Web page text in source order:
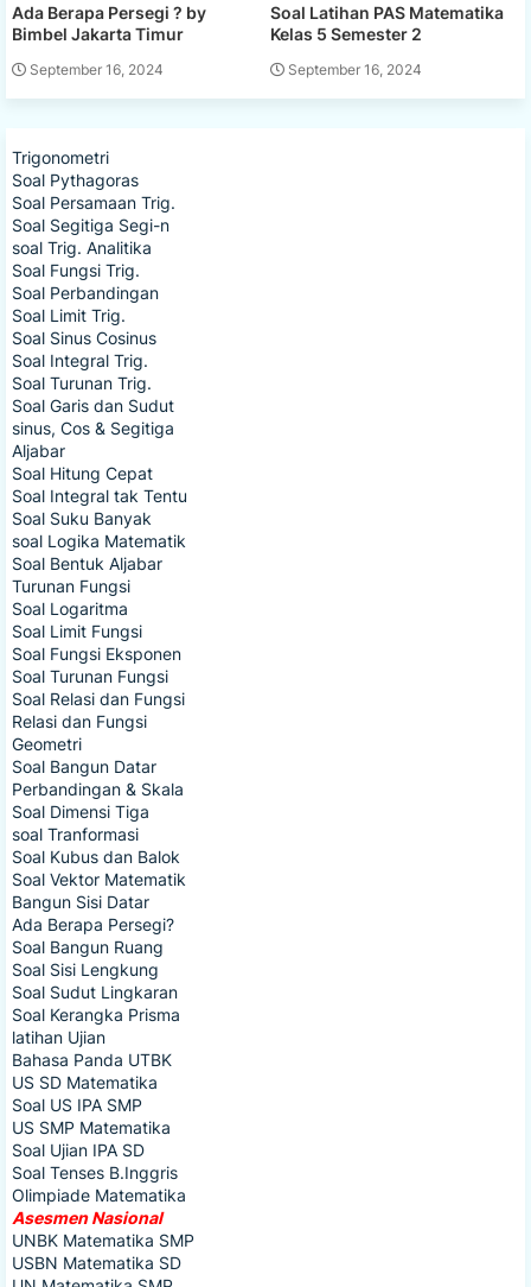
Ada Berapa Persegi ? by
Bimbel Jakarta Timur
September 16, 2024
Soal Latihan PAS Matematika
Kelas 5 Semester 2
September 16, 2024
Trigonometri
Soal Pythagoras
Soal Persamaan Trig.
Soal Segitiga Segi-n
soal Trig. Analitika
Soal Fungsi Trig.
Soal Perbandingan
Soal Limit Trig.
Soal Sinus Cosinus
Soal Integral Trig.
Soal Turunan Trig.
Soal Garis dan Sudut
sinus, Cos & Segitiga
Aljabar
Soal Hitung Cepat
Soal Integral tak Tentu
Soal Suku Banyak
soal Logika Matematik
Soal Bentuk Aljabar
Turunan Fungsi
Soal Logaritma
Soal Limit Fungsi
Soal Fungsi Eksponen
Soal Turunan Fungsi
Soal Relasi dan Fungsi
Relasi dan Fungsi
Geometri
Soal Bangun Datar
Perbandingan & Skala
Soal Dimensi Tiga
soal Tranformasi
Soal Kubus dan Balok
Soal Vektor Matematik
Bangun Sisi Datar
Ada Berapa Persegi?
Soal Bangun Ruang
Soal Sisi Lengkung
Soal Sudut Lingkaran
Soal Kerangka Prisma
latihan Ujian
Bahasa Panda UTBK
US SD Matematika
Soal US IPA SMP
US SMP Matematika
Soal Ujian IPA SD
Soal Tenses B.Inggris
Olimpiade Matematika
Asesmen Nasional
UNBK Matematika SMP
USBN Matematika SD